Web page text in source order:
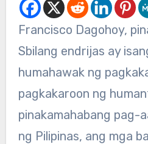
Francisco Dagohoy, pinanganak Francisco
Sbilang endrijas ay
humahawak ng
pagkakaroon ng
pinakamahabang pag-
ng Pilipinas, ang mga